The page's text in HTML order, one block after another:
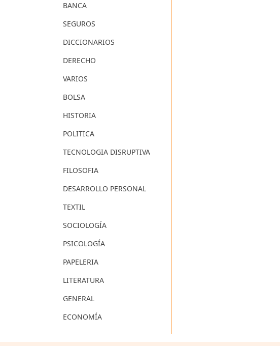
BANCA
SEGUROS
DICCIONARIOS
DERECHO
VARIOS
BOLSA
HISTORIA
POLITICA
TECNOLOGIA DISRUPTIVA
FILOSOFIA
DESARROLLO PERSONAL
TEXTIL
SOCIOLOGÍA
PSICOLOGÍA
PAPELERIA
LITERATURA
GENERAL
ECONOMÍA